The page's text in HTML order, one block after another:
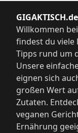
GIGAKTISCH.de
Willkommen
findest du viele
Tipps rund um
Unsere
eignen sich
großen Wert
Zutaten.
veganen
Ernährung